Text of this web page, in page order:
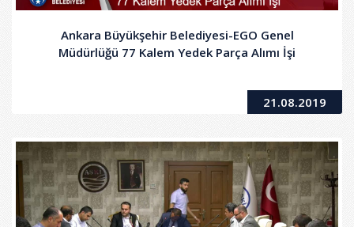
Ankara Büyükşehir Belediyesi-EGO Genel
Müdürlüğü 77 Kalem Yedek Parça Alımı İşi
21.08.2019